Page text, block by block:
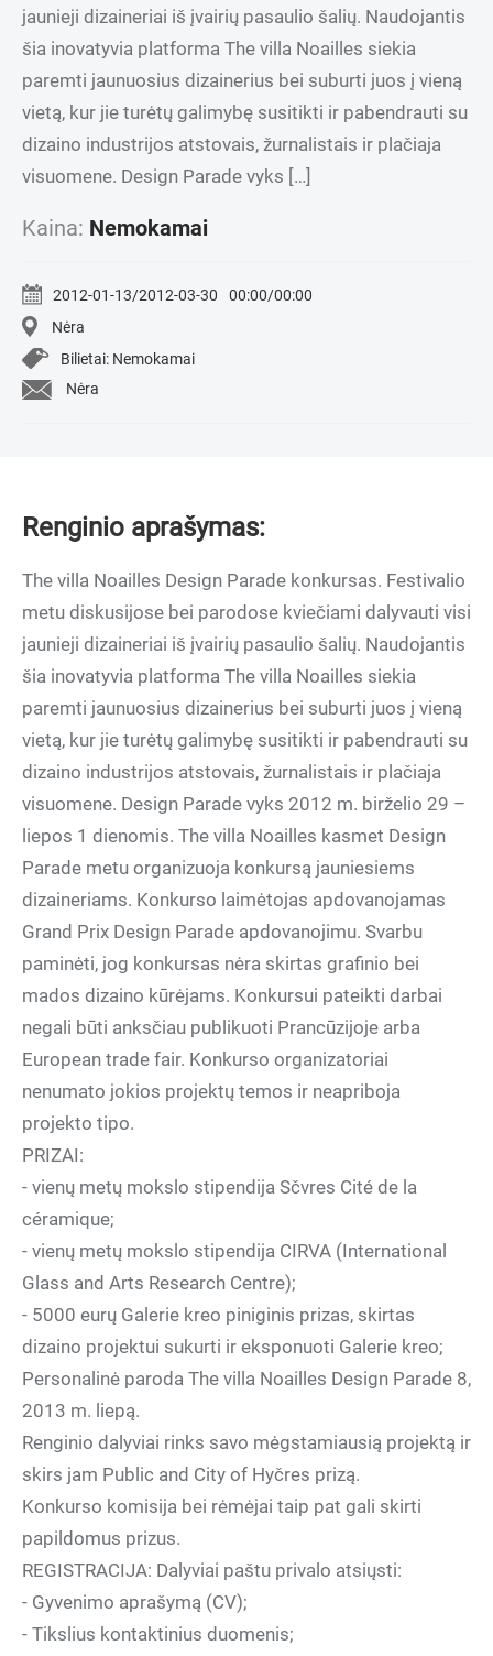
jaunieji dizaineriai iš įvairių pasaulio šalių. Naudojantis
šia inovatyvia platforma The villa Noailles siekia
paremti jaunuosius dizainerius bei suburti juos į vieną
vietą, kur jie turėtų galimybę susitikti ir pabendrauti su
dizaino industrijos atstovais, žurnalistais ir plačiaja
visuomene. Design Parade vyks […]
Kaina: Nemokamai
2012-01-13/2012-03-30
00:00/00:00
Nėra
Bilietai: Nemokamai
Nėra
Renginio aprašymas:
The villa Noailles Design Parade konkursas. Festivalio
metu diskusijose bei parodose kviečiami dalyvauti visi
jaunieji dizaineriai iš įvairių pasaulio šalių. Naudojantis
šia inovatyvia platforma The villa Noailles siekia
paremti jaunuosius dizainerius bei suburti juos į vieną
vietą, kur jie turėtų galimybę susitikti ir pabendrauti su
dizaino industrijos atstovais, žurnalistais ir plačiaja
visuomene. Design Parade vyks 2012 m. birželio 29 –
liepos 1 dienomis. The villa Noailles kasmet Design
Parade metu organizuoja konkursą jauniesiems
dizaineriams. Konkurso laimėtojas apdovanojamas
Grand Prix Design Parade apdovanojimu. Svarbu
paminėti, jog konkursas nėra skirtas grafinio bei
mados dizaino kūrėjams. Konkursui pateikti darbai
negali būti anksčiau publikuoti Prancūzijoje arba
European trade fair. Konkurso organizatoriai
nenumato jokios projektų temos ir neapriboja
projekto tipo.
PRIZAI:
- vienų metų mokslo stipendija Sčvres Cité de la
céramique;
- vienų metų mokslo stipendija CIRVA (International
Glass and Arts Research Centre);
- 5000 eurų Galerie kreo piniginis prizas, skirtas
dizaino projektui sukurti ir eksponuoti Galerie kreo;
Personalinė paroda The villa Noailles Design Parade 8,
2013 m. liepą.
Renginio dalyviai rinks savo mėgstamiausią projektą ir
skirs jam Public and City of Hyčres prizą.
Konkurso komisija bei rėmėjai taip pat gali skirti
papildomus prizus.
REGISTRACIJA: Dalyviai paštu privalo atsiųsti:
- Gyvenimo aprašymą (CV);
- Tikslius kontaktinius duomenis;